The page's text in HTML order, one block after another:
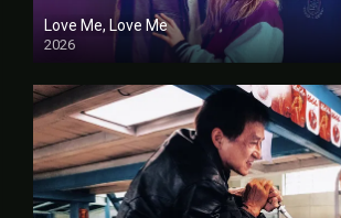
Love Me, Love Me
2026
FULL HD